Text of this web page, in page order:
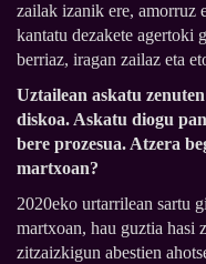
zailak izanik ere, amorruz
kantatu dezakete agertoki
berriaz, iragan zailaz eta
Uztailean askatu zenuten
diskoa. Askatu diogu
bere prozesua. Atzera
martxoan?
2020eko urtarrilean sartu
martxoan, hau guztia hasi
zitzaizkigun abestien